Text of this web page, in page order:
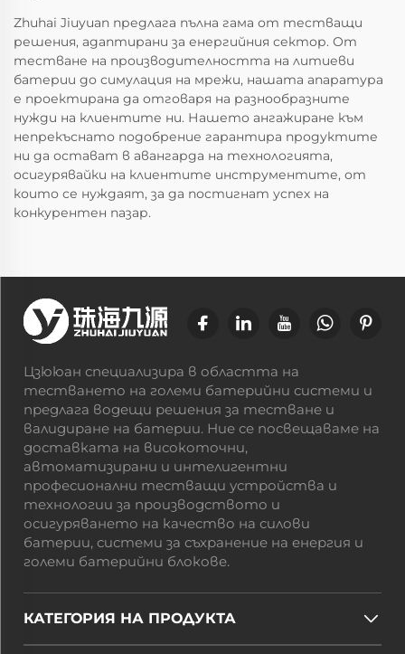
Zhuhai Jiuyuan предлага пълна гама от тестващи
решения, адаптирани за енергийния сектор. От
тестване на производителността на литиеви
батерии до симулация на мрежи, нашата апаратура
е проектирана да отговаря на разнообразните
нужди на клиентите ни. Нашето ангажиране към
непрекъснато подобрение гарантира продуктите
ни да остават в авангарда на технологията,
осигурявайки на клиентите инструментите, от
които се нуждаят, за да постигнат успех на
конкурентен пазар.
Цзююан специализира в областта на
тестването на големи батерийни системи и
предлага водещи решения за тестване и
валидиране на батерии. Ние се посвещаваме на
доставката на високоточни,
автоматизирани и интелигентни
професионални тестващи устройства и
технологии за производството и
осигуряването на качество на силови
батерии, системи за съхранение на енергия и
големи батерийни блокове.
КАТЕГОРИЯ НА ПРОДУКТА